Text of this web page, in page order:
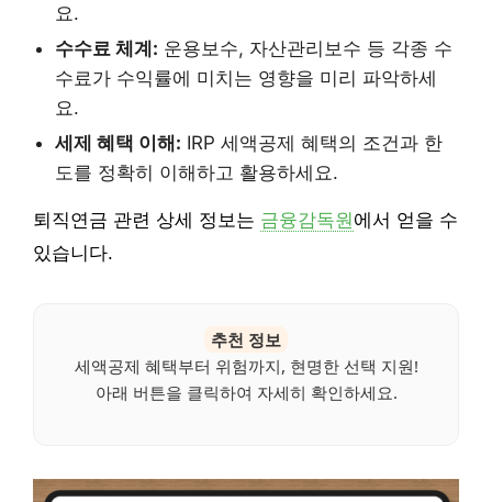
요.
수수료 체계: 운용보수, 자산관리보수 등 각종 수
수료가 수익률에 미치는 영향을 미리 파악하세
요.
세제 혜택 이해: IRP 세액공제 혜택의 조건과 한
도를 정확히 이해하고 활용하세요.
퇴직연금 관련 상세 정보는 금융감독원 에서 얻을 수
있습니다.
추천 정보
세액공제 혜택부터 위험까지, 현명한 선택 지원!
아래 버튼을 클릭하여 자세히 확인하세요.